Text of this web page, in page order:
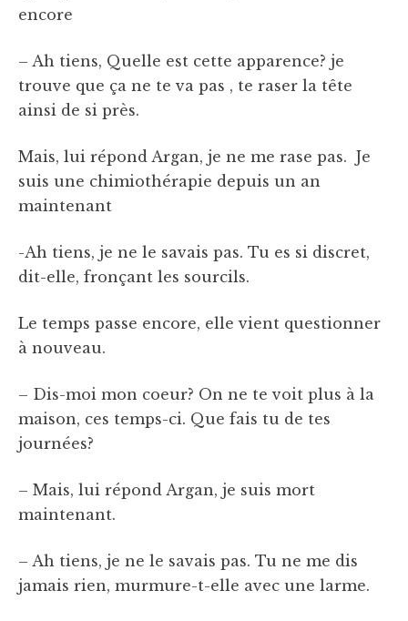
encore
– Ah tiens, Quelle est cette apparence? je
trouve que ça ne te va pas , te raser la tête
ainsi de si près.
Mais, lui répond Argan, je ne me rase pas. Je
suis une chimiothérapie depuis un an
maintenant
-Ah tiens, je ne le savais pas. Tu es si discret,
dit-elle, fronçant les sourcils.
Le temps passe encore, elle vient questionner
à nouveau.
– Dis-moi mon coeur? On ne te voit plus à la
maison, ces temps-ci. Que fais tu de tes
journées?
– Mais, lui répond Argan, je suis mort
maintenant.
– Ah tiens, je ne le savais pas. Tu ne me dis
jamais rien, murmure-t-elle avec une larme.